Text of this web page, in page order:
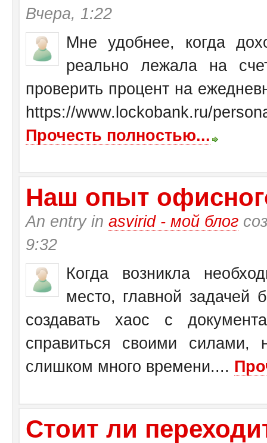
Вчера, 1:22
Мне удобнее, когда
реально лежала на
проверить процент на
https://www.lockobank.ru/
Прочесть полностью...
Наш опыт
An entry in asvirid - мой блог
9:32
Когда возникла
место, главной задачей
создавать хаос с
справиться своими
слишком много времени....
Стоит ли